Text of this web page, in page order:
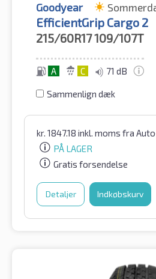
Goodyear
EfficientGrip Cargo 2
215/60R17109/107T
A C 71 dB
Sammenlign dæk
kr. 1847.18 inkl. moms fra
PÅ LAGER
Gratis forsendelse
Detaljer Indkøbskurv